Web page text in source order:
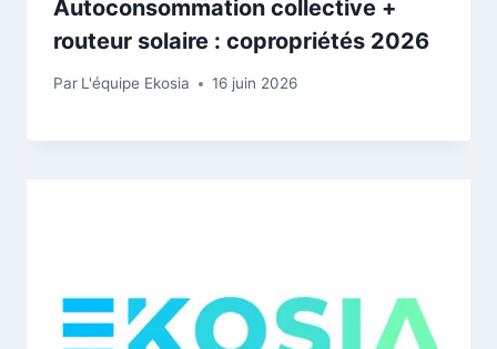
Autoconsommation collective +
routeur solaire : copropriétés 2026
Par L'équipe Ekosia 16 juin 2026